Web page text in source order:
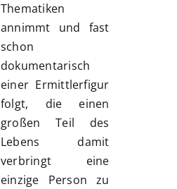
Thematiken
annimmt und fast
schon
dokumentarisch
einer Ermittlerfigur
folgt, die einen
großen Teil des
Lebens damit
verbringt eine
einzige Person zu